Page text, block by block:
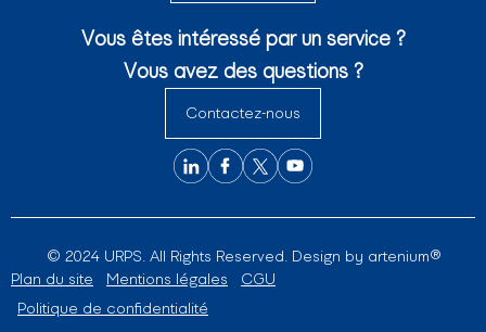
Vous êtes intéressé par un service ?
Vous avez des questions ?
Contactez-nous
© 2024 URPS. All Rights Reserved. Design by artenium®
Plan du site
Mentions légales
CGU
Politique de confidentialité